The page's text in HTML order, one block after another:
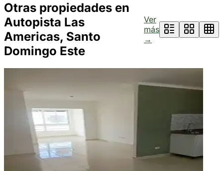
Otras propiedades en
Autopista Las
Americas, Santo
Domingo Este
Ver
más
→